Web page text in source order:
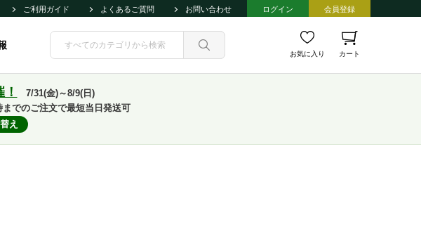
ご利用ガイド よくあるご質問 お問い合わせ ログイン 会員登録
お気に入り カート
7/31(金)～8/9(日)
までのご注文で最短当日発送可
え